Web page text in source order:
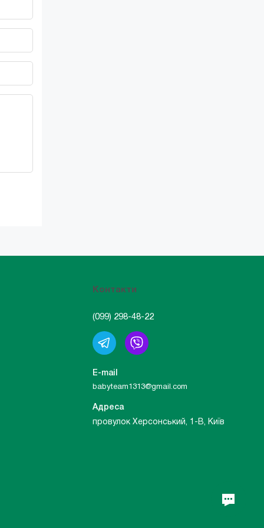
Контакти
(099) 298-48-22
E-mail
babyteam1313@gmail.com
Адреса
провулок Херсонський, 1-В, Київ